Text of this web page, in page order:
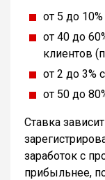
от 5 до
от 40 до
клиентов
от 2 до 3%
от 50 до
Ставка
заработок с
прибыльнее,